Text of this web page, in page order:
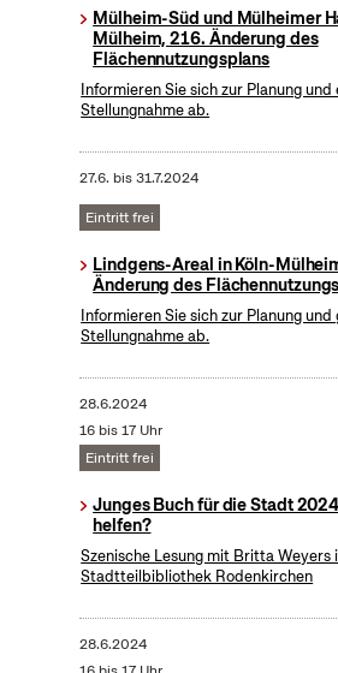
Mülheim-Süd und Mülheimer
Mülheim, 216. Änderung des
Flächennutzungsplans
Informieren Sie sich zur Planung und
Stellungnahme ab.
27.6. bis31.7.2024
Eintritt frei
Lindgens-Areal in Köln-
Änderung des
Informieren Sie sich zur Planung und
Stellungnahme ab.
28.6.2024
16 bis 17 Uhr
Eintritt frei
Junges Buch für die Stadt
helfen?
Szenische Lesung mit Britta Weyers
Stadtteilbibliothek Rodenkirchen
28.6.2024